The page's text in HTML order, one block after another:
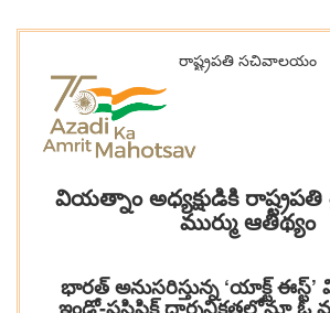
రాష్ట్రప‌తి స‌చివాల‌యం
వియత్నాం అధ్యక్షుడికి రాష్ట్రపతి
ముర్ము ఆతిథ్యం
భారత్ అనుసరిస్తున్న ‘యాక్ట్